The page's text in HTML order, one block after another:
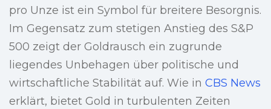
pro Unze ist ein Symbol für breitere Besorgnis.
Im Gegensatz zum stetigen Anstieg des S&P
500 zeigt der Goldrausch ein zugrunde
liegendes Unbehagen über politische und
wirtschaftliche Stabilität auf. Wie in CBS News
erklärt, bietet Gold in turbulenten Zeiten